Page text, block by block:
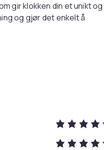
gir klokken din et unikt og
og gjør det enkelt å